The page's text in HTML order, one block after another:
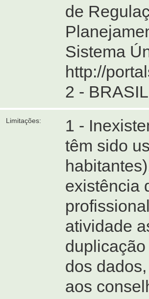
de
Sistema
http://
2 -
Limitações:
1 -
têm sido
existência
atividade
dos
aos